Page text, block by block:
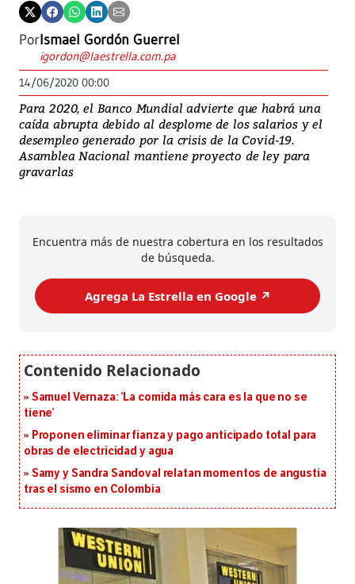
PorIsmael Gordón Guerrel
igordon@laestrella.com.pa
14/06/2020 00:00
Para 2020, el Banco Mundial advierte que habrá una
caída abrupta debido al desplome de los salarios y el
desempleo generado por la crisis de la Covid-19.
Asamblea Nacional mantiene proyecto de ley para
gravarlas
Encuentra más de nuestra cobertura en los resultados
de búsqueda.
Agrega La Estrella en Google ↗️
Samuel Vernaza: ‘La comida más cara es la que no se
tiene’
Proponen eliminar fianza y pago anticipado total para
obras de electricidad y agua
Samy y Sandra Sandoval relatan momentos de angustia
tras el sismo en Colombia